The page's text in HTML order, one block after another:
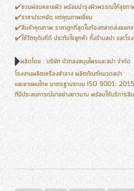
✔️ชวนผ่อนคลายผิว พร้อมบำรุงผิวพรรณให้สุขภ
✔️ราคาประหยัด แต่คุณภาพเยี่ยม
✔️สินค้าคุณภาพ ราคาถูกที่สุดในท้องตลาดส่งออกจ
✔️ใช้วัตถุดิบที่ดี ประทับใจลูกค้า ทั้งร้านสปา และโร
ผลิตโดย : บริษัท บัวทองสมุนไพรและสปา จำกัด
โรงงานผลิตเครื่องสำอาง ผลิตภัณฑ์หมวดสปา
และยาแผนไทย มาตรฐานระบบ ISO 9001: 2015
ที่มีประสบการณ์มาอย่างยาวนาน พร้อมให้บริการ